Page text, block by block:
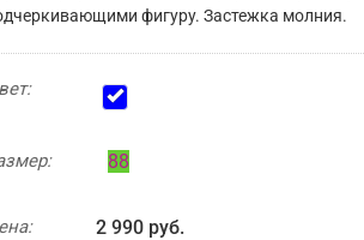
фигуру. Застежка молния.
88
2 990 руб.